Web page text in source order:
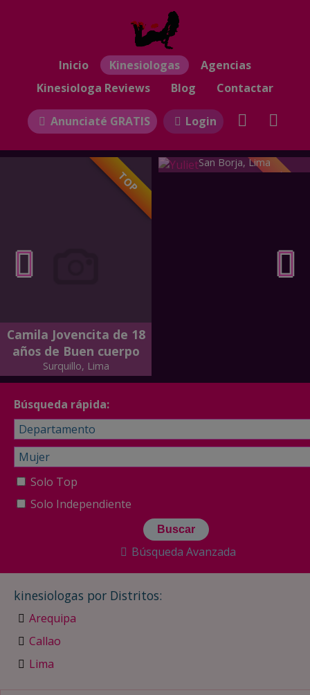
Inicio Kinesiologas
Agencias
Kinesiologa Reviews
Blog Contactar
Anunciaté GRATIS Login
TOP
Camila Jovencita de 18
años de Buen cuerpo
Surquillo, Lima
Yuliet
San Borja, Lima
kinesiologas por Distritos:
Arequipa
Callao
Lima
Búsqueda rápida:
Solo Top
Solo Independiente
Búsqueda Avanzada